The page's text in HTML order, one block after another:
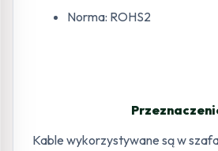
Norma: ROHS2
Kable wykorzystywane są w